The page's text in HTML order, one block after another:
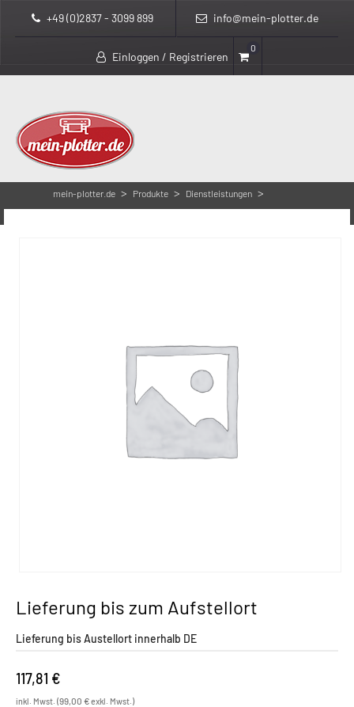
+49 (0)2837 - 3099 899 info@mein-plotter.de
Einloggen / Registrieren
0
mein-plotter.de > Produkte > Dienstleistungen >
Lieferung bis zum Aufstellort
Lieferung bis Austellort innerhalb DE
117,81 €
inkl. Mwst. (99,00 €exkl. Mwst.)